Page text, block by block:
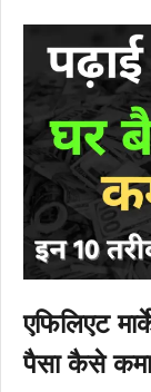
एफिलिएट
पैसा कैसे